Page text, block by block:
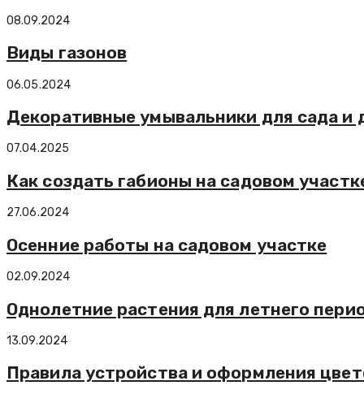
08.09.2024
Виды газонов
06.05.2024
Декоративные умывальники для сада и
07.04.2025
Как создать габионы на садовом
27.06.2024
Осенние работы на садовом участке
02.09.2024
Однолетние растения для летнего
13.09.2024
Правила устройства и оформления